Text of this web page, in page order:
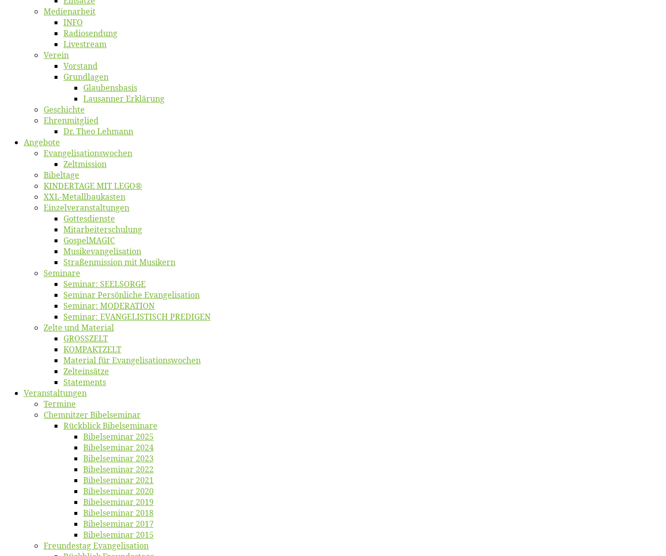
Me­di­en­ar­beit
INFO
Ra­dio­sen­dung
Live­stream
Ver­ein
Vor­stand
Grund­la­gen
Glaubens­ba­sis
Lausan­ner Erklärung
Ge­schich­te
Eh­ren­mit­glied
Dr. Theo Lehmann
An­ge­bo­te
Evangelisa­tions­wo­chen
Zelt­mis­si­on
Bi­bel­ta­ge
KINDERTAGE MIT LEGO®
XXL-Me­­tal­l­­bau­­kas­­ten
Einzelver­an­stal­tungen
Got­tes­diens­te
Mitarbeiter­schulung
Gos­pel­MA­GIC
Musikevan­ge­li­sa­tion
Straßenmis­sion mit Musikern
Se­mi­na­re
Se­mi­nar: SEELSORGE
Se­mi­nar Per­sön­li­che Evangelisation
Se­mi­nar: MODERATION
Se­mi­nar: EVANGELISTISCH PREDIGEN
Zel­te und Material
GROSSZELT
KOMPAKTZELT
Ma­te­ri­al für Evangelisationswochen
Zelt­ein­sät­ze
State­ments
Ver­an­stal­tun­gen
Ter­mi­ne
Chemnit­zer Bibelseminar
Rück­blick Bibelseminare
Bi­bel­se­mi­nar 2025
Bi­bel­se­mi­nar 2024
Bi­bel­se­mi­nar 2023
Bi­bel­se­mi­nar 2022
Bi­bel­se­mi­nar 2021
Bi­bel­se­mi­nar 2020
Bi­bel­se­mi­nar 2019
Bi­bel­se­mi­nar 2018
Bibelsemi­nar 2017
Bibelsemi­nar 2015
Freun­des­tag Evangelisation